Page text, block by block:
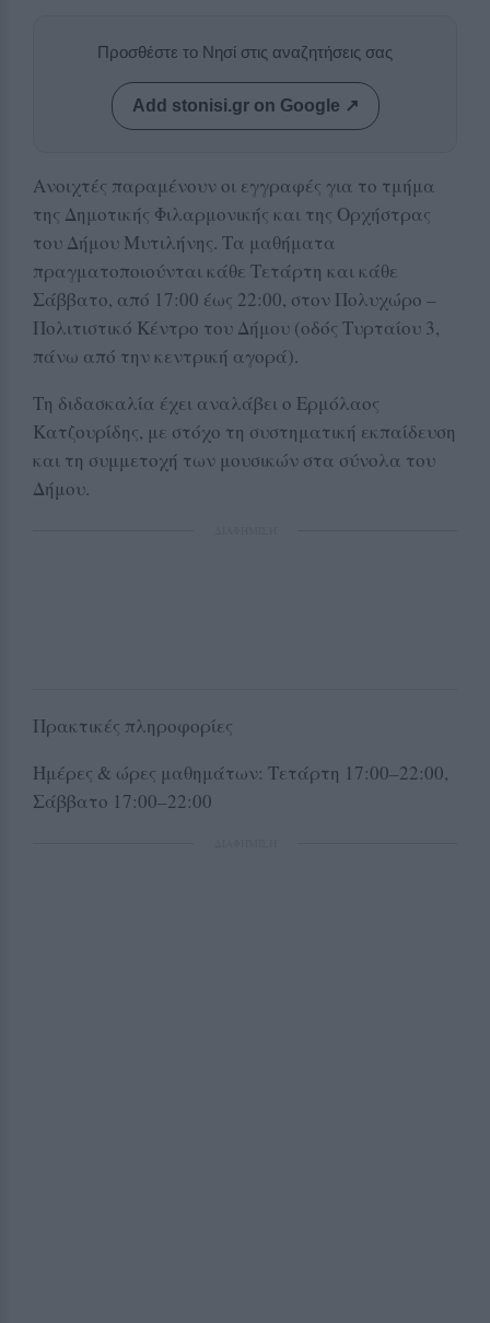
Προσθέστε το Νησί στις αναζητήσεις σας
Add stonisi.gr on Google ↗
Ανοιχτές παραμένουν οι εγγραφές για το τμήμα
της Δημοτικής Φιλαρμονικής και της Ορχήστρας
του Δήμου Μυτιλήνης. Τα μαθήματα
πραγματοποιούνται κάθε Τετάρτη και κάθε
Σάββατο, από 17:00 έως 22:00, στον Πολυχώρο –
Πολιτιστικό Κέντρο του Δήμου (οδός Τυρταίου 3,
πάνω από την κεντρική αγορά).
Τη διδασκαλία έχει αναλάβει ο Ερμόλαος
Κατζουρίδης, με στόχο τη συστηματική εκπαίδευση
και τη συμμετοχή των μουσικών στα σύνολα του
Δήμου.
Πρακτικές πληροφορίες
Ημέρες & ώρες μαθημάτων: Τετάρτη 17:00–22:00,
Σάββατο 17:00–22:00